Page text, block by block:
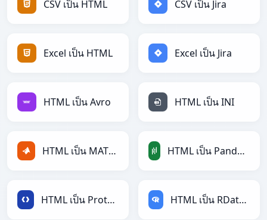
CSV เป็น HTML CSV เป็น Jira
Excel เป็น HTML Excel เป็น Jira
HTML เป็น Avro HTML เป็น INI
HTML เป็น MATLAB HTML เป็น PandasDataFrame
HTML เป็น Protobuf HTML เป็น RDataFrame